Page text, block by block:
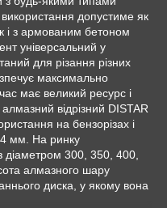
допустиме як
і з армованим бетоном
універсальний у
для різання різних
максимально
має великий ресурс і
відрізний DISTAR
на бензорізах і
мм. На ринку
діаметром 300, 350, 400,
алмазного шару
диска, у якому вона